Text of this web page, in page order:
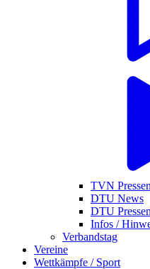
TVN
DTU News
DTU
Infos /
Verbandstag
Vereine
Wettkämpfe / Sport